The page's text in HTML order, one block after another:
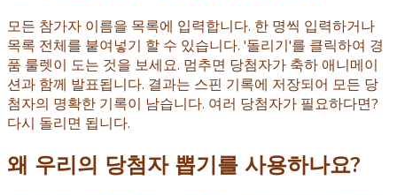
모든 참가자 이름을 목록에 입력합니다. 한 명씩 입력하거나
목록 전체를 붙여넣기 할 수 있습니다. '돌리기'를 클릭하여 경
품 룰렛이 도는 것을 보세요. 멈추면 당첨자가 축하 애니메이
션과 함께 발표됩니다. 결과는 스핀 기록에 저장되어 모든 당
첨자의 명확한 기록이 남습니다. 여러 당첨자가 필요하다면?
다시 돌리면 됩니다.
왜 우리의 당첨자 뽑기를 사용하나요?